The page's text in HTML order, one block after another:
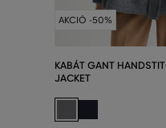
AKCIÓ -50%
KABÁT GANT
JACKET